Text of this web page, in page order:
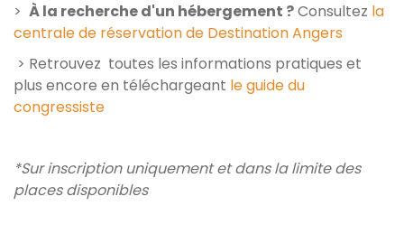
> À la recherche d'un hébergement ?Consultez la
centrale de réservation de Destination Angers
> Retrouvez toutes les informations pratiques et
plus encore en téléchargeant le guide du
congressiste
*Sur inscription uniquement et dans la limite des
places disponibles